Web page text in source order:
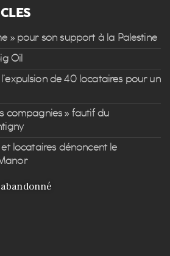
» pour son support à la Palestine
Oil
de 40 locataires pour un
compagnies » fautif du
locataires dénoncent le